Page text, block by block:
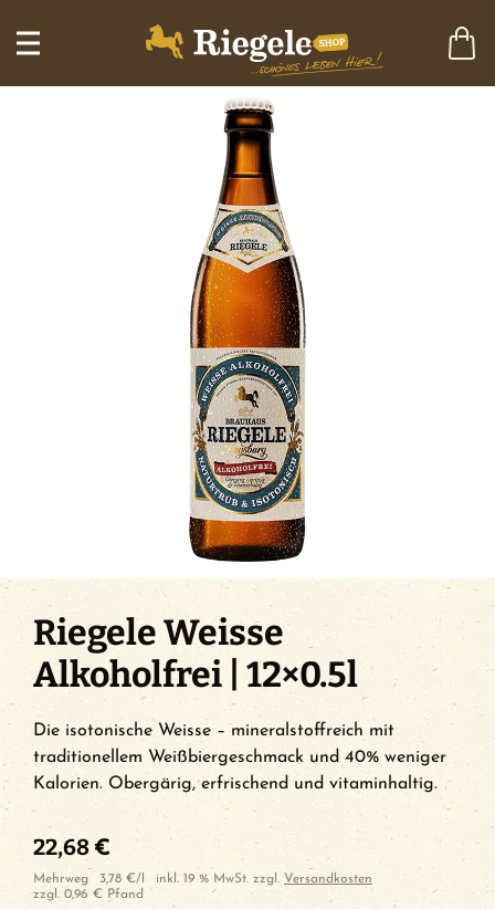
Riegele Weisse
Alkoholfrei | 12×0.5l
22,68 €
Mehrweg 3,78 €/ inkl. 19 % MwSt. zzgl. Versandkosten
zzgl. 0,96 € Pfand
Die isotonische Weisse – mineralstoffreich mit
traditionellem Weißbiergeschmack und 40% weniger
Kalorien. Obergärig, erfrischend und vitaminhaltig.